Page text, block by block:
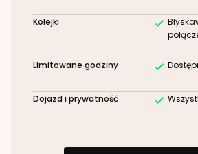
Kolejki
Limitowane godziny
Dojazd i prywatność